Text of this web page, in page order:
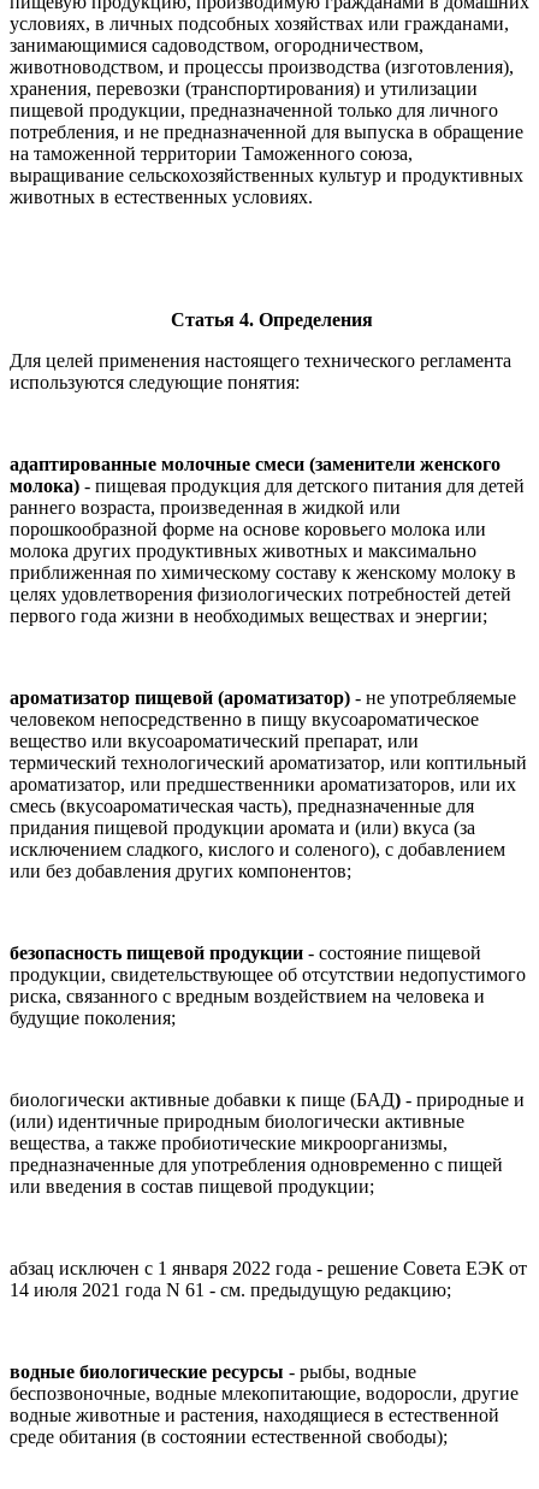
условиях, в личных подсобных хозяйствах или гражданами,
занимающимися садоводством, огородничеством,
животноводством, и процессы производства (изготовления),
хранения, перевозки (транспортирования) и утилизации
пищевой продукции, предназначенной только для личного
потребления, и не предназначенной для выпуска в обращение
на таможенной территории Таможенного союза,
выращивание сельскохозяйственных культур и продуктивных
животных в естественных условиях.
Статья 4. Определения
Для целей применения настоящего технического регламента
используются следующие понятия:
адаптированные молочные смеси (заменители женского
молока) - пищевая продукция для детского питания для детей
раннего возраста, произведенная в жидкой или
порошкообразной форме на основе коровьего молока или
молока других продуктивных животных и максимально
приближенная по химическому составу к женскому молоку в
целях удовлетворения физиологических потребностей детей
первого года жизни в необходимых веществах и энергии;
ароматизатор пищевой (ароматизатор) - не употребляемые
человеком непосредственно в пищу вкусоароматическое
вещество или вкусоароматический препарат, или
термический технологический ароматизатор, или коптильный
ароматизатор, или предшественники ароматизаторов, или их
смесь (вкусоароматическая часть), предназначенные для
придания пищевой продукции аромата и (или) вкуса (за
исключением сладкого, кислого и соленого), с добавлением
или без добавления других компонентов;
безопасность пищевой продукции - состояние пищевой
продукции, свидетельствующее об отсутствии недопустимого
риска, связанного с вредным воздействием на человека и
будущие поколения;
биологически активные добавки к пище (БАД) - природные и
(или) идентичные природным биологически активные
вещества, а также пробиотические микроорганизмы,
предназначенные для употребления одновременно с пищей
или введения в состав пищевой продукции;
абзац исключен с 1 января 2022 года - решение Совета ЕЭК от
14 июля 2021 года N 61 - см. предыдущую редакцию;
водные биологические ресурсы - рыбы, водные
беспозвоночные, водные млекопитающие, водоросли, другие
водные животные и растения, находящиеся в естественной
среде обитания (в состоянии естественной свободы);